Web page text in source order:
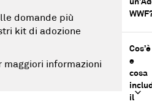
domande più
kit di adozione
maggiori informazioni
Cos’è
e
cosa
il